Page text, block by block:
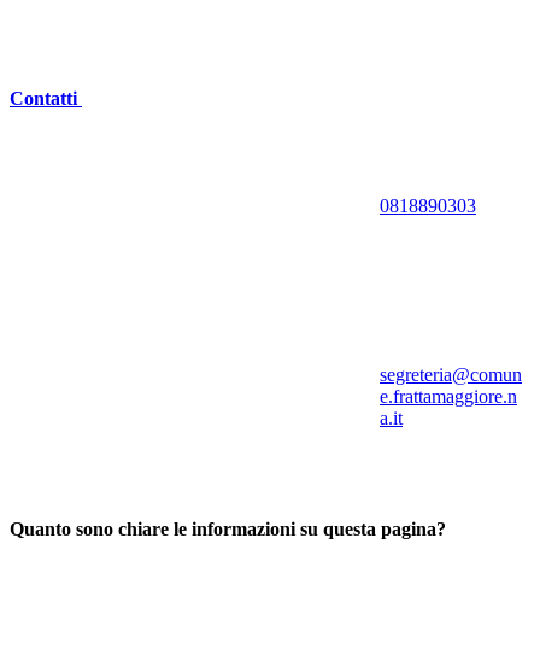
Contatti
0818890303
segreteria@comun
e.frattamaggiore.n
a.it
Quanto sono chiare le informazioni su questa pagina?